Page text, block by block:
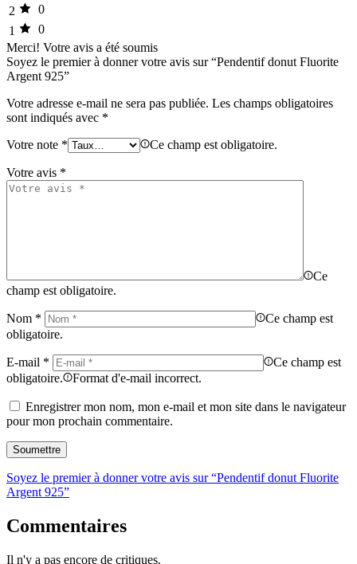
2
0
1
0
Merci! Votre avis a été soumis
Soyez le premier à donner votre avis sur “Pendentif donut Fluorite
Argent 925”
Votre adresse e-mail ne sera pas publiée. Les champs obligatoires
sont indiqués avec *
Votre note * Ce champ est obligatoire.
Votre avis *
Ce
champ est obligatoire.
Nom *
Ce champ est
obligatoire.
E-mail *
Ce champ est
obligatoire.
Format d'e-mail incorrect.
Enregistrer mon nom, mon e-mail et mon site dans le navigateur
pour mon prochain commentaire.
Soyez le premier à donner votre avis sur “Pendentif donut Fluorite
Argent 925”
Commentaires
Il n'y a pas encore de critiques.